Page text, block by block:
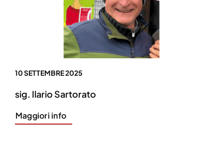
10 SETTEMBRE 2025
sig. Ilario Sartorato
Maggiori info